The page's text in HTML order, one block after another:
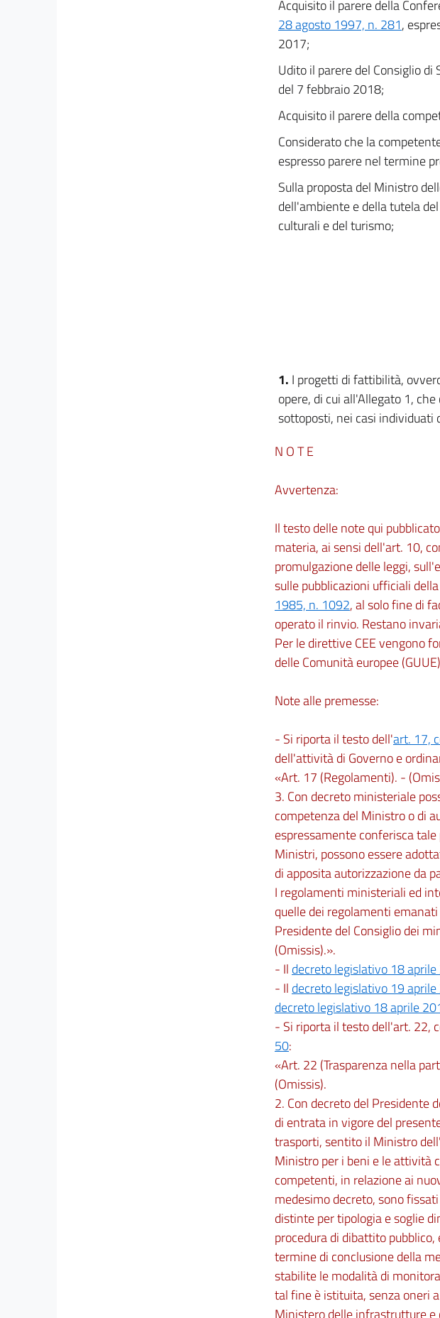
Acquisito il parere della
28 agosto 1997, n. 281,
2017;
Udito il parere del Consiglio
del 7 febbraio 2018;
Acquisito il parere della
Considerato che la
espresso parere nel termine
Sulla proposta del Ministro
dell'ambiente e della tutela
culturali e del turismo;
1. I progetti di fattibilità,
opere, di cui all'Allegato 1,
sottoposti, nei casi individuati
N O T E
Avvertenza:
Il testo delle note qui
materia, ai sensi dell'art. 10,
promulgazione delle leggi,
sulle pubblicazioni ufficiali
1985, n. 1092, al solo fine di
operato il rinvio. Restano
Per le direttive CEE vengono
delle Comunità europee
Note alle premesse:
- Si riporta il testo dell'art. 17,
dell'attività di Governo e
«Art. 17 (Regolamenti). -
3. Con decreto ministeriale
competenza del Ministro o di
espressamente conferisca
Ministri, possono essere
di apposita autorizzazione da
I regolamenti ministeriali ed
quelle dei regolamenti
Presidente del Consiglio dei
(Omissis).».
- Il decreto legislativo 18
- Il decreto legislativo 19
decreto legislativo 18 aprile
- Si riporta il testo dell'art. 22,
50:
«Art. 22 (Trasparenza nella
(Omissis).
2. Con decreto del Presidente
di entrata in vigore del
trasporti, sentito il Ministro
Ministro per i beni e le attività
competenti, in relazione ai
medesimo decreto, sono
distinte per tipologia e soglie
procedura di dibattito
termine di conclusione della
stabilite le modalità di
tal fine è istituita, senza oneri
Ministero delle infrastrutture e